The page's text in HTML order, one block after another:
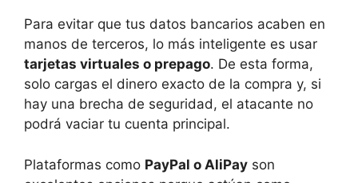
Para evitar que tus datos bancarios acaben en
manos de terceros, lo más inteligente es usar
tarjetas virtuales o prepago. De esta forma,
solo cargas el dinero exacto de la compra y, si
hay una brecha de seguridad, el atacante no
podrá vaciar tu cuenta principal.
Plataformas como PayPal o AliPay son